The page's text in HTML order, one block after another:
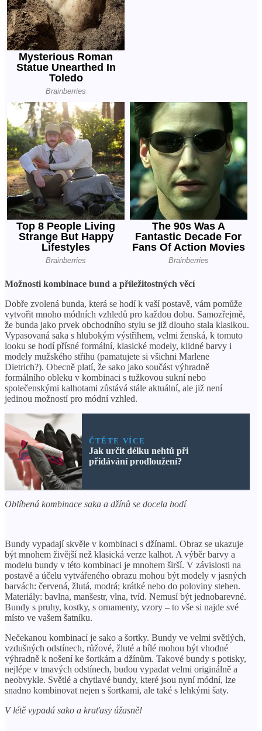
Možnosti kombinace bund a příležitostných věcí
Dobře zvolená bunda, která se hodí k vaší postavě, vám pomůže
vytvořit mnoho módních vzhledů pro každou dobu. Samozřejmě,
že bunda jako prvek obchodního stylu se již dlouho stala klasikou.
Vypasovaná saka s hlubokým výstřihem, velmi ženská, k tomuto
looku se hodí přísné formální, klasické modely, klidné barvy i
modely mužského střihu (pamatujete si všichni Marlene
Dietrich?). Obecně platí, že sako jako součást výhradně
formálního obleku v kombinaci s tužkovou sukní nebo
společenskými kalhotami zůstává stále aktuální, ale již není
jedinou možností pro módní vzhled.
ČTĚTE VÍCE
Jak určit délku nehtů při
přidávání prodloužení?
Oblíbená kombinace saka a džínů se docela hodí
Bundy vypadají skvěle v kombinaci s džínami. Obraz se ukazuje
být mnohem živější než klasická verze kalhot. A výběr barvy a
modelu bundy v této kombinaci je mnohem širší. V závislosti na
postavě a účelu vytvářeného obrazu mohou být modely v jasných
barvách: červená, žlutá, modrá; krátké nebo do poloviny stehen.
Materiály: bavlna, manšestr, vlna, tvíd. Nemusí být jednobarevné.
Bundy s pruhy, kostky, s ornamenty, vzory – to vše si najde své
místo ve vašem šatníku.
Nečekanou kombinací je sako a šortky. Bundy ve velmi světlých,
vzdušných odstínech, růžové, žluté a bílé mohou být vhodné
výhradně k nošení ke šortkám a džínům. Takové bundy s potisky,
nejlépe v tmavých odstínech, budou vypadat velmi originálně a
neobvykle. Světlé a chytlavé bundy, které jsou nyní módní, lze
snadno kombinovat nejen s šortkami, ale také s lehkými šaty.
V létě vypadá sako a kraťasy úžasně!